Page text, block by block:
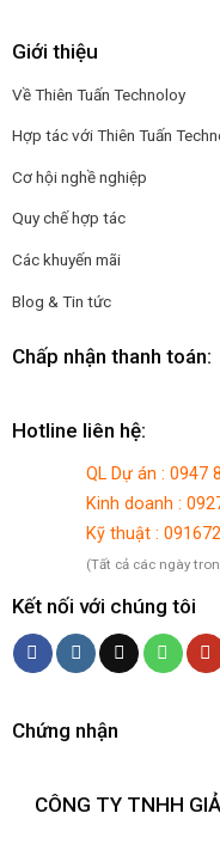
Giới thiệu
Về Thiên Tuấn Technoloy
Hợp tác với Thiên Tuấn
Cơ hội nghề nghiệp
Quy chế hợp tác
Các khuyến mãi
Blog & Tin tức
Chấp nhận thanh toán:
Hotline liên hệ:
QL Dự án : 0947
Kinh doanh :
Kỹ thuật :
(Tất cả các ngày
Kết nối với chúng tôi
Chứng nhận
CÔNG TY TNHH